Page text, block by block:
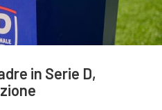
in Serie D,